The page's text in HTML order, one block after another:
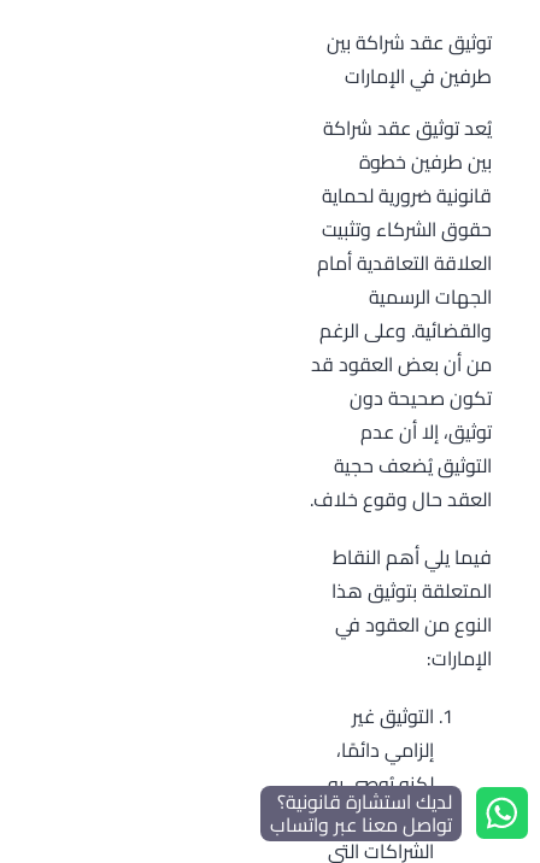
توثيق عقد شراكة بين
طرفين في الإمارات
يُعد توثيق عقد شراكة
بين طرفين خطوة
قانونية ضرورية لحماية
حقوق الشركاء وتثبيت
العلاقة التعاقدية أمام
الجهات الرسمية
والقضائية. وعلى الرغم
من أن بعض العقود قد
تكون صحيحة دون
توثيق، إلا أن عدم
التوثيق يُضعف حجية
العقد حال وقوع خلاف.
فيما يلي أهم النقاط
المتعلقة بتوثيق هذا
النوع من العقود في
الإمارات:
التوثيق غير
إلزامي دائمًا،
لكنه يُوصى به
خصوصًا في
الشراكات التي
لديك استشارة قانونية؟
تواصل معنا عبر واتساب